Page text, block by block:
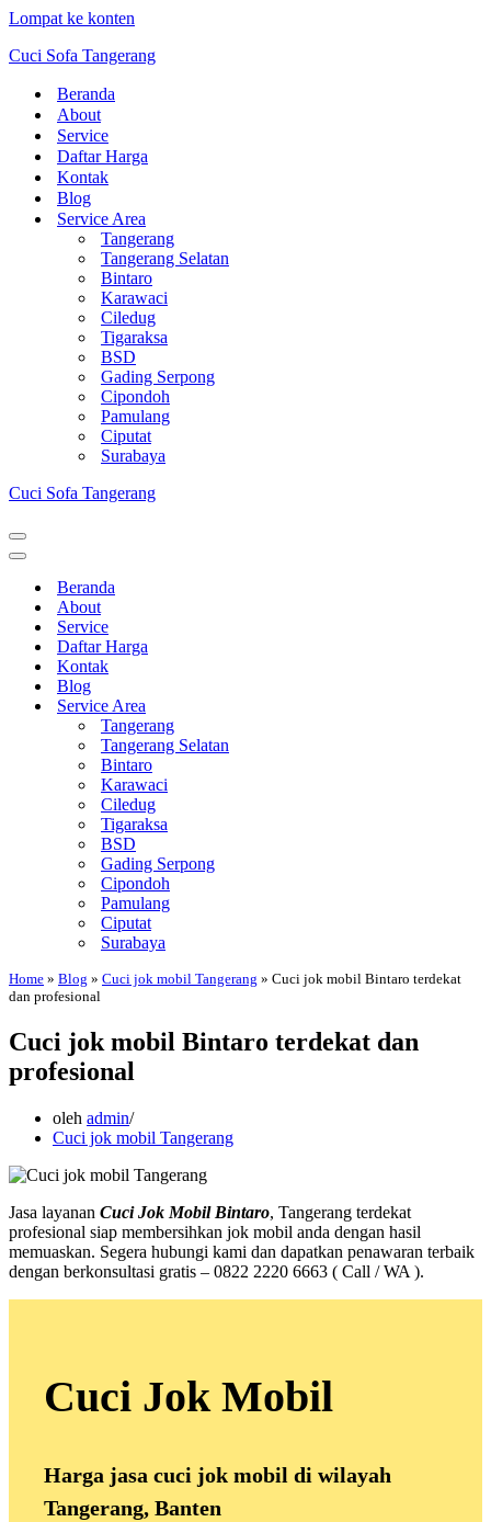
Lompat ke konten
Cuci Sofa Tangerang
Beranda
About
Service
Daftar Harga
Kontak
Blog
Service Area
Tangerang
Tangerang Selatan
Bintaro
Karawaci
Ciledug
Tigaraksa
BSD
Gading Serpong
Cipondoh
Pamulang
Ciputat
Surabaya
Cuci Sofa Tangerang
Menu
Navigasi
Menu
NavigasiBeranda
About
Service
Daftar Harga
Kontak
Blog
Service Area
Tangerang
Tangerang Selatan
Bintaro
Karawaci
Ciledug
Tigaraksa
BSD
Gading Serpong
Cipondoh
Pamulang
Ciputat
Surabaya
Home » Blog » Cuci jok mobil Tangerang » Cuci jok mobil Bintaro terdekat
dan profesional
Cuci jok mobil Bintaro terdekat dan
profesional
oleh admin
Cuci jok mobil Tangerang
Jasa layanan Cuci Jok Mobil Bintaro, Tangerang terdekat
profesional siap membersihkan jok mobil anda dengan hasil
memuaskan. Segera hubungi kami dan dapatkan penawaran terbaik
dengan berkonsultasi gratis – 0822 2220 6663 ( Call / WA ).
Cuci Jok Mobil
Harga jasa cuci jok mobil di wilayah
Tangerang, Banten